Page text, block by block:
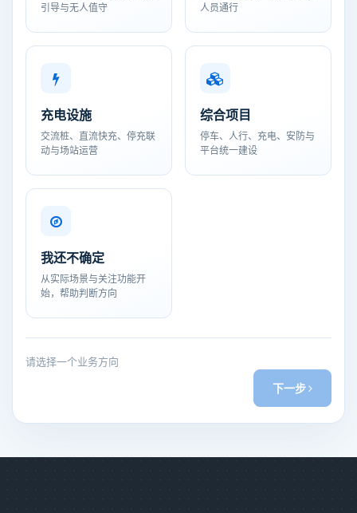
引导与无人值守
人员通行
充电设施
交流桩、直流快充、停充联
动与场站运营
综合项目
停车、人行、充电、安防与
平台统一建设
我还不确定
从实际场景与关注功能开
始，帮助判断方向
请选择一个业务方向
下一步